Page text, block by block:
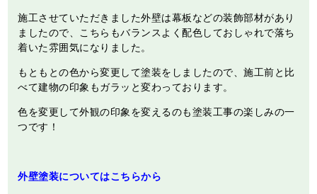
施工させていただきました外壁は幕板などの装飾部材があり
ましたので、こちらもバランスよく配色しておしゃれで落ち
着いた雰囲気になりました。
もともとの色から変更して塗装をしましたので、施工前と比
べて建物の印象もガラッと変わっております。
色を変更して外観の印象を変えるのも塗装工事の楽しみの一
つです！
外壁塗装についてはこちらから